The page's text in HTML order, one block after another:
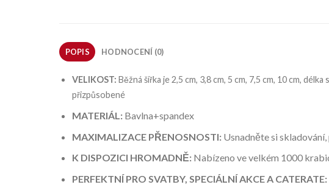
POPIS HODNOCENÍ (0)
VELIKOST: Běžná šířka je 2,5 cm, 3,8 cm, 5 cm, 7,5 cm, 10 cm,
přizpůsobené
MATERIÁL:Bavlna+spandex
MAXIMALIZACE PŘENOSNOSTI:Usnadněte si skladování,
K DISPOZICI HROMADNĚ:Nabízeno ve velkém 1000
PERFEKTNÍ PRO SVATBY, SPECIÁLNÍ AKCE A CATERATE: